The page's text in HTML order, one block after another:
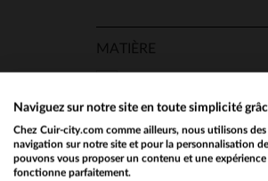
MATIÈRE
SAISON
Naviguez sur notre site en toute simplicité
Chez Cuir-city.com comme ailleurs, nous utilisons
navigation sur notre site et pour la personnalisation
pouvons vous proposer un contenu et une
fonctionne parfaitement.